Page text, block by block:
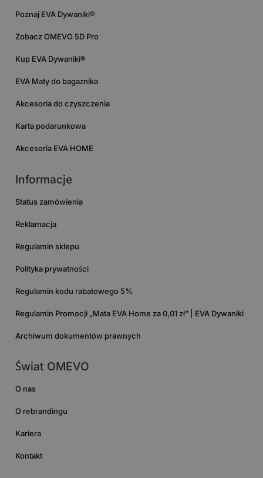
Poznaj EVA Dywaniki®
Zobacz OMEVO 5D Pro
Kup EVA Dywaniki®
EVA Maty do bagażnika
Akcesoria do czyszczenia
Karta podarunkowa
Akcesoria EVA HOME
Informacje
Status zamówienia
Reklamacja
Regulamin sklepu
Polityka prywatności
Regulamin kodu rabatowego 5%
Regulamin Promocji „Mata EVA Home za 0,01 zł” | EVA Dywaniki
Archiwum dokumentów prawnych
Świat OMEVO
O nas
O rebrandingu
Kariera
Kontakt